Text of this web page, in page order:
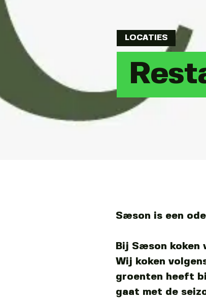
LOCATIES
Sæson is een
Bij Sæson koken
Wij koken
groenten heeft
gaat met de